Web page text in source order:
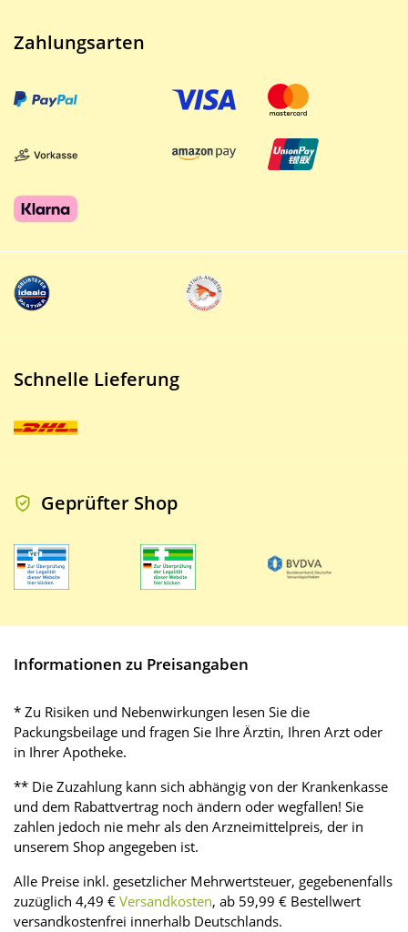
Zahlungsarten
Schnelle Lieferung
Geprüfter Shop
Informationen zu Preisangaben
* Zu Risiken und Nebenwirkungen lesen Sie die
Packungsbeilage und fragen Sie Ihre Ärztin, Ihren Arzt oder
in Ihrer Apotheke.
** Die Zuzahlung kann sich abhängig von der Krankenkasse
und dem Rabattvertrag noch ändern oder wegfallen! Sie
zahlen jedoch nie mehr als den Arzneimittelpreis, der in
unserem Shop angegeben ist.
Alle Preise inkl. gesetzlicher Mehrwertsteuer, gegebenenfalls
zuzüglich 4,49 € Versandkosten, ab 59,99 € Bestellwert
versandkostenfrei innerhalb Deutschlands.